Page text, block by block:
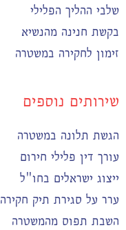
שלבי ההליך הפלילי
בקשת חנינה מהנשיא
זימון לחקירה במשטרה
שירותים נוספים
הגשת תלונה במשטרה
עורך דין פלילי חירום
ייצוג ישראלים בחו"ל
ערר על סגירת תיק חקירה
השבת תפוס מהמשטרה